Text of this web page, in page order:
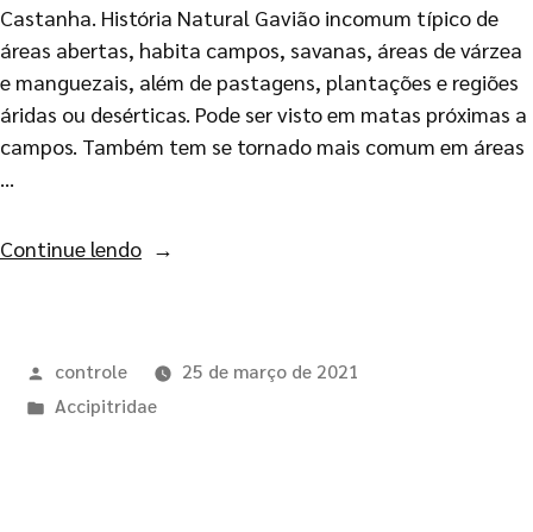
Castanha. História Natural Gavião incomum típico de
áreas abertas, habita campos, savanas, áreas de várzea
e manguezais, além de pastagens, plantações e regiões
áridas ou desérticas. Pode ser visto em matas próximas a
campos. Também tem se tornado mais comum em áreas
…
Continue lendo
controle
25 de março de 2021
Accipitridae